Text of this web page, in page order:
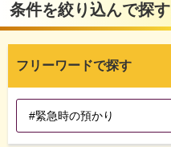
条件を絞り込んで探す
フリーワードで探す